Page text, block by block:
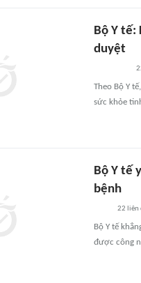
Bộ Y
duyệt
Theo Bộ Y
sức khỏe
Bộ Y tế
bệnh
22 liên
Bộ Y tế
được công